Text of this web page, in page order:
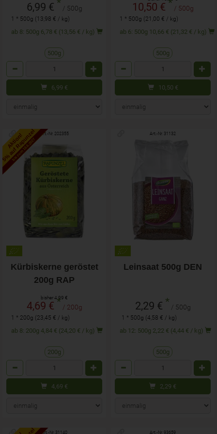
6,99 € * / 500g
1 * 500g (13,98 € / kg)
ab 8: 500g 6,78 € (13,56 € / kg)
500g
6,99 €
10,50 €* / 500g
1 * 500g (21,00 € / kg)
ab 6: 500g 10,66 € (21,32 € / kg)
500g
10,50 €
Aktion!
5% auf Rapunzel
bis zum 16.6.2027
Art.-Nr. 202355
Kürbiskerne geröstet
200g RAP
bisher 4,99 €
4,69 €* / 200g
1 * 200g (23,45 € / kg)
ab 8: 200g 4,84 € (24,20 € / kg)
200g
4,69 €
Art.-Nr. 31132
Leinsaat 500g DEN
2,29 € * / 500g
1 * 500g (4,58 € / kg)
ab 12: 500g 2,22 € (4,44 € / kg)
500g
2,29 €
Art.-Nr. 31140 Art.-Nr. 93659